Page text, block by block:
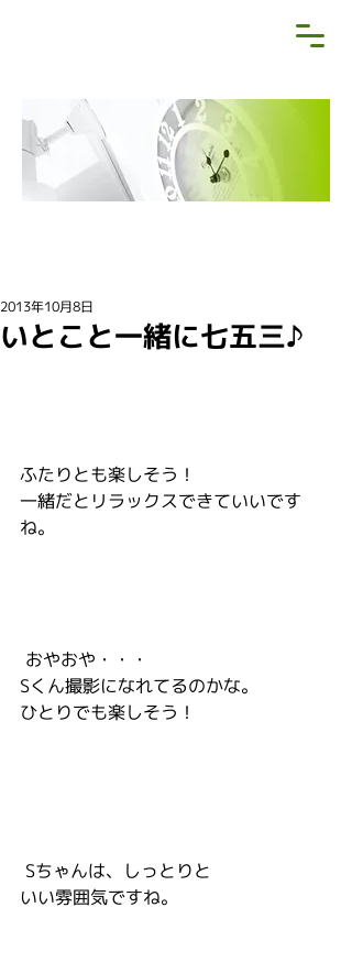
いとこと一緒に七五三♪
2013年10月8日
ふたりとも楽しそう！
一緒だとリラックスできていいです
ね。
おやおや・・・
Sくん撮影になれてるのかな。
ひとりでも楽しそう！
Sちゃんは、しっとりと
いい雰囲気ですね。